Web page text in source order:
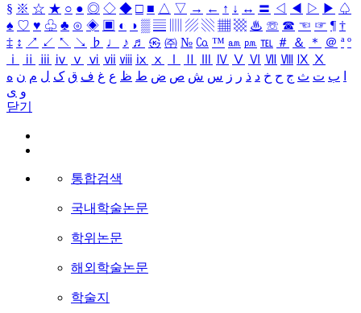
§ ※ ☆ ★ ○ ● ◎ ◇ ◆ □ ■ △ ▽ → ← ↑ ↓ ↔ 〓 ◁ ◀ ▷ ▶ ♤
♠ ♡ ♥ ♧ ♣ ⊙ ◈ ▣ ◐ ◑ ▒ ▤ ▨ ▧ ▦ ▩ ♨ ☏ ☎ ☜ ☞ ¶ †
‡ ↕ ↗ ↙ ↖ ↘ ♭ ♩ ♪ ♬ ㉿ ㈜ № ㏇ ™ ㏂ ㏘ ℡ ＃ ＆ ＊ ＠ ª º
ⅰ
ⅱ ⅲ ⅳ ⅴ ⅵ ⅶ ⅷ ⅸ ⅹ Ⅳ Ⅴ Ⅵ Ⅶ Ⅷ Ⅸ Ⅹ
ب ت ث ج ح خ د ذ ر ز س ش ص ض ط ظ ع غ ف ق ک ل م ن ه
و ی
닫기
통합검색
국내학술논문
학위논문
해외학술논문
학술지